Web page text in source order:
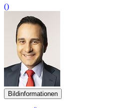
Bildinformationen
Mahmut Özdemir
© Mahmut Özdemir/ Maximilian König